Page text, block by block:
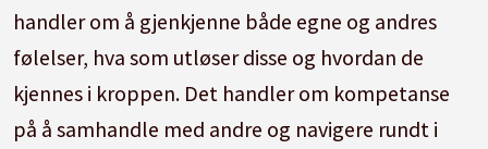
handler om å gjenkjenne både egne og andres
følelser, hva som utløser disse og hvordan de
kjennes i kroppen. Det handler om kompetanse
på å samhandle med andre og navigere rundt i